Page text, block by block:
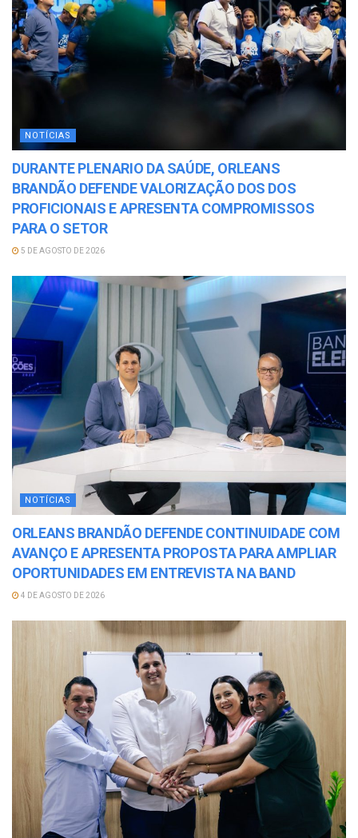
NOTÍCIAS
DURANTE PLENARIO DA SAÚDE, ORLEANS
BRANDÃO DEFENDE VALORIZAÇÃO DOS DOS
PROFICIONAIS E APRESENTA COMPROMISSOS
PARA O SETOR
5 DE AGOSTO DE 2026
NOTÍCIAS
ORLEANS BRANDÃO DEFENDE CONTINUIDADE COM
AVANÇO E APRESENTA PROPOSTA PARA AMPLIAR
OPORTUNIDADES EM ENTREVISTA NA BAND
4 DE AGOSTO DE 2026